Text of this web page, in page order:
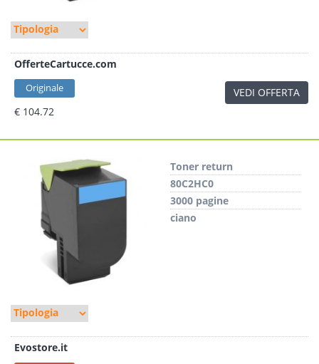
OfferteCartucce.com
Originale
€ 104.72
VEDI OFFERTA
Toner return
80C2HC0
3000 pagine
ciano
Evostore.it